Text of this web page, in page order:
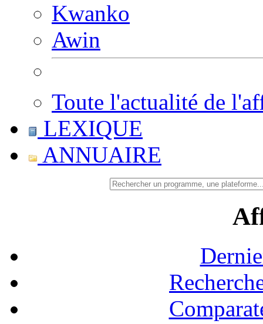
Kwanko
Awin
Toute l'actualité de
LEXIQUE
ANNUAIRE